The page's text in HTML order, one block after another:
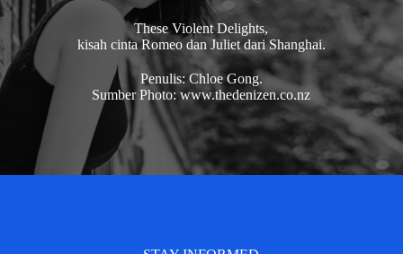
These Violent Delights,
kisah cinta Romeo dan Juliet dari Shanghai.
Penulis: Chloe Gong.
Sumber Photo: www.thedenizen.co.nz